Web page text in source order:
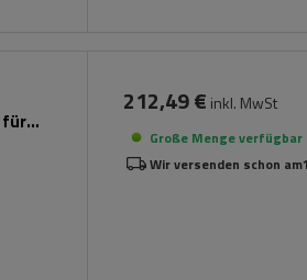
für
212,49 € inkl. MwSt
Große Menge verfügbar
Wir versenden schon am